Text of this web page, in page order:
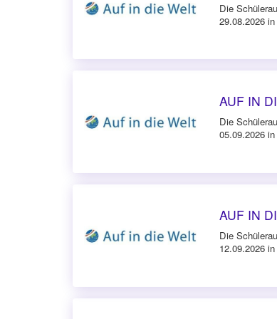
Die
29.08.2026
AUF IN
Die
05.09.2026
AUF IN
Die
12.09.2026